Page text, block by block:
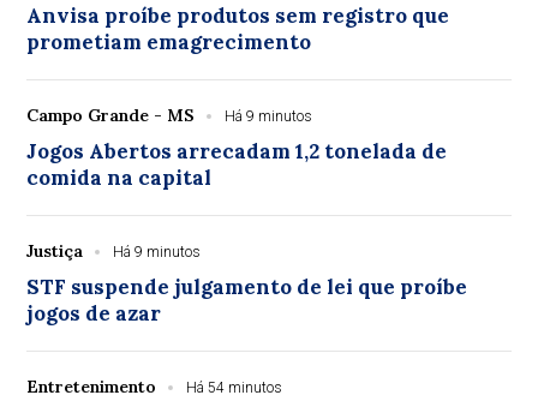
Anvisa proíbe produtos sem registro que
prometiam emagrecimento
Campo Grande - MS Há 9 minutos
Jogos Abertos arrecadam 1,2 tonelada de
comida na capital
Justiça Há 9 minutos
STF suspende julgamento de lei que proíbe
jogos de azar
Entretenimento Há 54 minutos